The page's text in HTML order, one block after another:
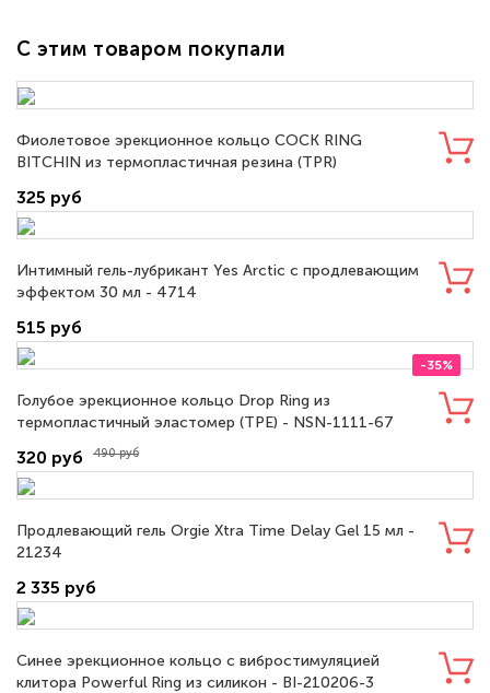
С этим товаром покупали
Фиолетовое эрекционное кольцо COCK RING
BITCHIN из термопластичная резина (TPR)
325 руб
Интимный гель-лубрикант Yes Arctic с продлевающим
эффектом 30 мл - 4714
515 руб
-35%
Голубое эрекционное кольцо Drop Ring из
термопластичный эластомер (TPE) - NSN-1111-67
320 руб 490 руб
Продлевающий гель Orgie Xtra Time Delay Gel 15 мл -
21234
2 335 руб
Синее эрекционное кольцо с вибростимуляцией
клитора Powerful Ring из силикон - BI-210206-3